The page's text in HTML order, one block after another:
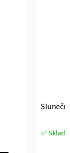
Průměrné
✅